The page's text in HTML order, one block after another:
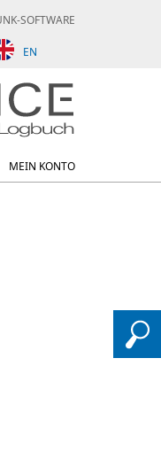
SOFTWARE
EN
MEIN KONTO